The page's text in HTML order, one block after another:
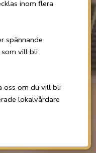
inom flera
spännande
vill bli
oss om du vill bli
lokalvårdare